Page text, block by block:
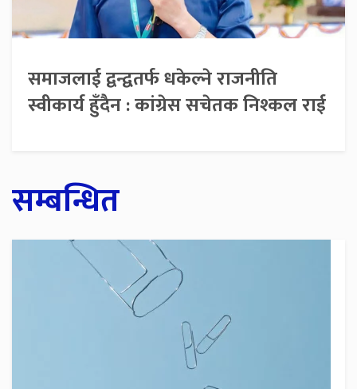
समाजलाई द्वन्द्वतर्फ धकेल्ने राजनीति
स्वीकार्य हुँदैन : कांग्रेस सचेतक निश्कल राई
सम्बन्धित